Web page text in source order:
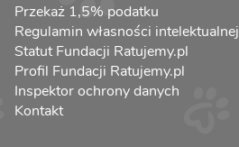
Przekaż 1,5% podatku
Regulamin własności intelektualnej
Statut Fundacji Ratujemy.pl
Profil Fundacji Ratujemy.pl
Inspektor ochrony danych
Kontakt